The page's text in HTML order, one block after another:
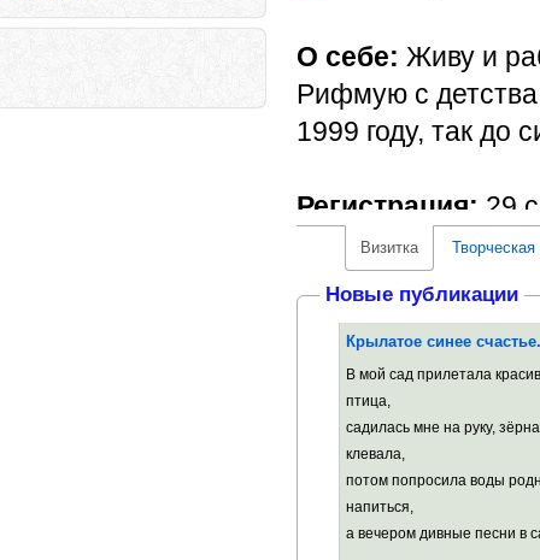
О себе: Живу и
Рифмую с
1999 году, так до
Регистрация: 29
Визитка
Новые публикации
Крылатое синее счастье.
В мой сад прилетала
птица,
садилась мне на руку,
клевала,
потом попросила воды
напиться,
а вечером дивные песни в